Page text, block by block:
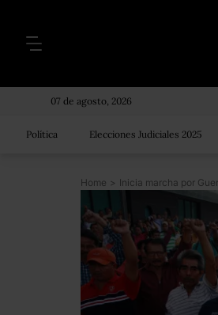
07 de agosto, 2026
Política Elecciones Judiciales 2025
Home >